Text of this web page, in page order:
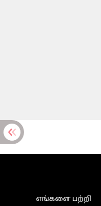
எங்களை பற்றி